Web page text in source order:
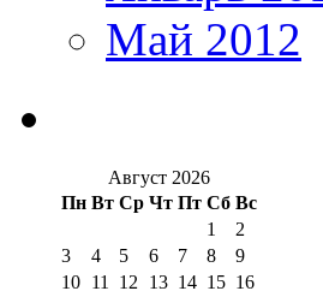
Май 2012
Август 2026
Пн Вт Ср Чт Пт Сб Вс
1
2
3
4 5 6 7 8
9
10 11 12 13 14 15 16